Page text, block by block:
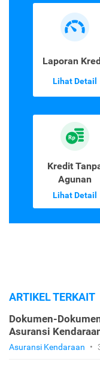
Laporan
Lihat Detail
Kredit
Agunan
Lihat Detail
ARTIKEL TERKAIT
Dokumen-
Asuransi
Asuransi Kendaraan •